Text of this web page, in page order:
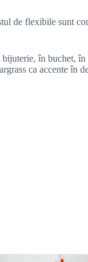
de flexibile sunt
bijuterie, în buchet,
ca accente în